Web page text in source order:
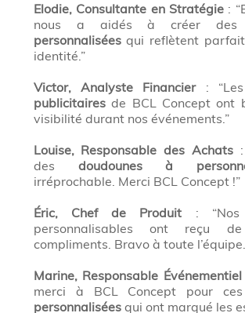
Elodie, Consultante en Stratégie :
nous a aidés à créer
personnaliséesqui reflètent
identité.”
Victor, Analyste Financier:
publicitairesde BCL Concept ont
visibilité durant nos événements.”
Louise, Responsable des Achats
des doudounes à
irréprochable. Merci BCL Concept !”
Éric, Chef de Produit : “Nos
personnalisables ont reçu de
compliments. Bravo à toute
Marine, Responsable Événementiel
merci à BCL Concept pour
personnaliséesqui ont marqué les